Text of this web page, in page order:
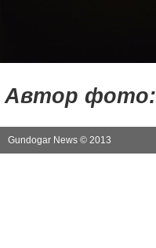
Автор фото:
Gundogar News © 2013